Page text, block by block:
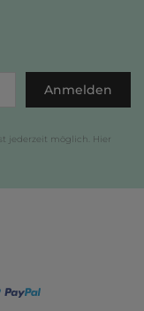
Anmelden
jederzeit möglich. Hier